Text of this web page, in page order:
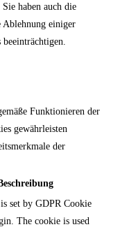
haben auch die
Ablehnung einiger
Funktionieren der
gewährleisten
der
set by GDPR Cookie
The cookie is used